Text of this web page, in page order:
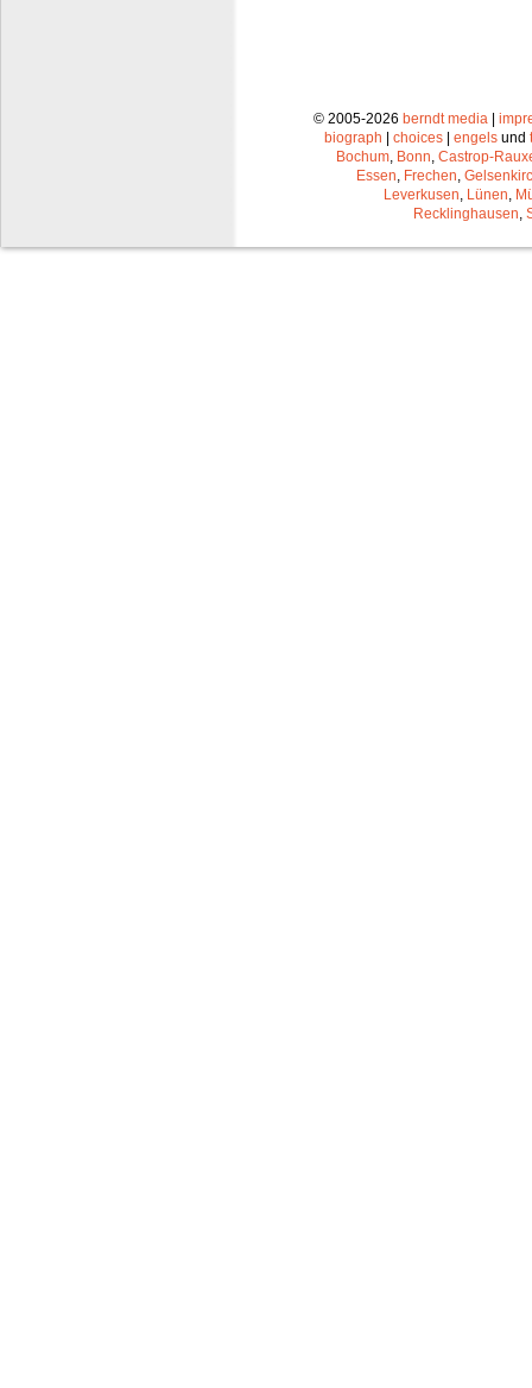
© 2005-2026 berndt media |
biograph | choices | engels und
Bochum Bonn Castrop-
Essen Frechen
Leverkusen Lünen
Recklinghausen